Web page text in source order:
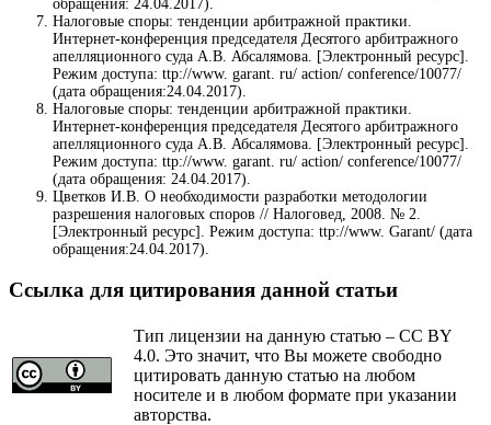
обращения: 24.04.2017).
Налоговые споры: тенденции арбитражной практики.
Интернет-конференция председателя Десятого арбитражного
апелляционного суда А.В. Абсалямова. [Электронный ресурс].
Режим доступа: ttp://www. garant. ru/ action/ conference/10077/
(дата обращения:24.04.2017).
Налоговые споры: тенденции арбитражной практики.
Интернет-конференция председателя Десятого арбитражного
апелляционного суда А.В. Абсалямова. [Электронный ресурс].
Режим доступа: ttp://www. garant. ru/ action/ conference/10077/
(дата обращения: 24.04.2017).
Цветков И.В. О необходимости разработки методологии
разрешения налоговых споров // Налоговед, 2008. № 2.
[Электронный ресурс]. Режим доступа: ttp://www. Garant/ (дата
обращения:24.04.2017).
Ссылка для цитирования данной статьи
Тип лицензии на данную статью – CC BY
4.0. Это значит, что Вы можете свободно
цитировать данную статью на любом
носителе и в любом формате при указании
авторства.